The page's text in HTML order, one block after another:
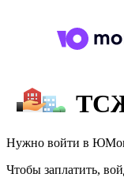
Нужно войти в
Чтобы заплатить,